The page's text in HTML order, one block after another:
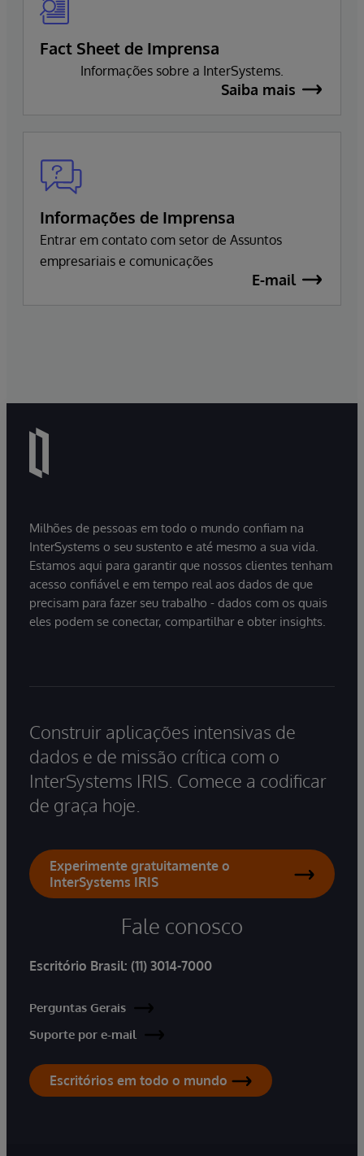
Fact Sheet de Imprensa
Informações sobre a InterSystems.
Saiba mais
Informações de Imprensa
Entrar em contato com setor de Assuntos
empresariais e comunicações
E-mail
Milhões de pessoas em todo o mundo confiam na
InterSystems o seu sustento e até mesmo a sua vida.
Estamos aqui para garantir que nossos clientes tenham
acesso confiável e em tempo real aos dados de que
precisam para fazer seu trabalho - dados com os quais
eles podem se conectar, compartilhar e obter insights.
Construir aplicações intensivas de
dados e de missão crítica com o
InterSystems IRIS. Comece a codificar
de graça hoje.
Experimente gratuitamente o
InterSystems IRIS
Fale conosco
Escritório Brasil: (11) 3014-7000
Perguntas Gerais
Suporte por e-mail
Escritórios em todo o mundo